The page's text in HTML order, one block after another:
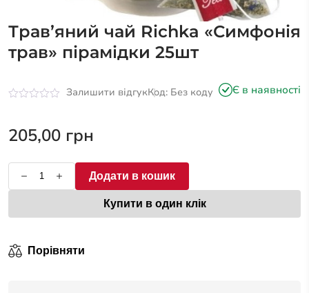
Трав’яний чай Richka «Симфонія
трав» пірамідки 25шт
з
Залишити відгукКод: Без коду Є в наявності
205,00 грн
Додати в кошик
Купити в один клік
Порівняти